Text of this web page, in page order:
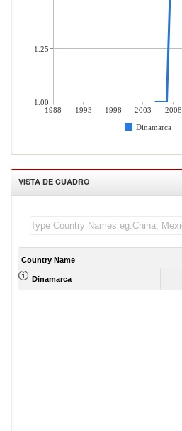
1988 1993 1998 2003 2008
Dinamarca
1.25
1.00
VISTA DE CUADRO
Country Name
Dinamarca